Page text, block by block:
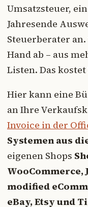
Umsatzsteuer,
Jahresende
Steuerberater
Hand ab – aus
Listen. Das
Hier kann eine
an Ihre
Invoice in der
Systemen aus
eigenen Shops
WooCommerce,
modified
eBay, Etsy und